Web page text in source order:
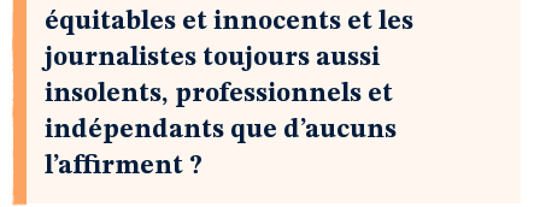
équitables et innocents et les
journalistes toujours aussi
insolents, professionnels et
indépendants que d’aucuns
l’affirment ?